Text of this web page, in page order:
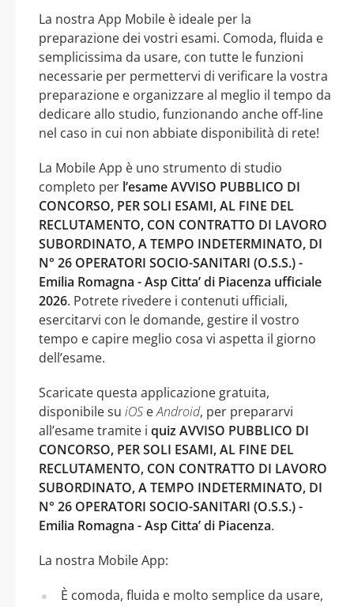
La nostra App Mobile è ideale per la
preparazione dei vostri esami. Comoda, fluida e
semplicissima da usare, con tutte le funzioni
necessarie per permettervi di verificare la vostra
preparazione e organizzare al meglio il tempo da
dedicare allo studio, funzionando anche off-line
nel caso in cui non abbiate disponibilità di rete!
La Mobile App è uno strumento di studio
completo per l’esame AVVISO PUBBLICO DI
CONCORSO, PER SOLI ESAMI, AL FINE DEL
RECLUTAMENTO, CON CONTRATTO DI LAVORO
SUBORDINATO, A TEMPO INDETERMINATO, DI
N° 26 OPERATORI SOCIO-SANITARI (O.S.S.) -
Emilia Romagna - Asp Citta’ di Piacenza ufficiale
2026. Potrete rivedere i contenuti ufficiali,
esercitarvi con le domande, gestire il vostro
tempo e capire meglio cosa vi aspetta il giorno
dell’esame.
Scaricate questa applicazione gratuita,
disponibile su iOS eAndroid, per prepararvi
all’esame tramite i quiz AVVISO PUBBLICO DI
CONCORSO, PER SOLI ESAMI, AL FINE DEL
RECLUTAMENTO, CON CONTRATTO DI LAVORO
SUBORDINATO, A TEMPO INDETERMINATO, DI
N° 26 OPERATORI SOCIO-SANITARI (O.S.S.) -
Emilia Romagna - Asp Citta’ di Piacenza.
La nostra Mobile App:
È comoda, fluida e molto semplice da usare,